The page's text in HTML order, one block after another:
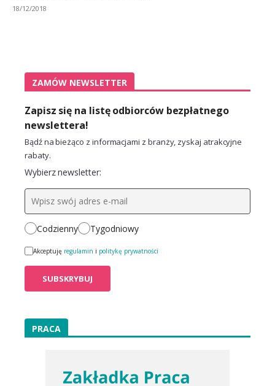
18/12/2018
ZAMÓW NEWSLETTER
Zapisz się na listę odbiorców bezpłatnego
newslettera!
Bądź na bieżąco z informacjami z branży, zyskaj atrakcyjne
rabaty.
Wybierz newsletter:
Codzienny Tygodniowy
Akceptuję regulamin i politykę prywatności
PRACA